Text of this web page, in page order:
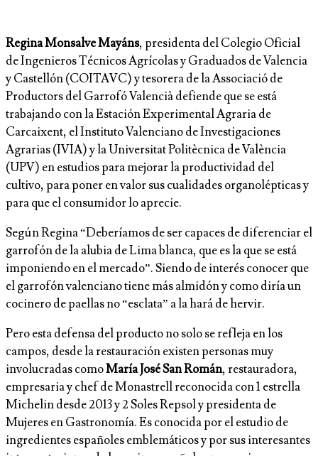
Regina Monsalve Mayáns, presidenta del Colegio Oficial
de Ingenieros Técnicos Agrícolas y Graduados de Valencia
y Castellón (COITAVC) y tesorera de la Associació de
Productors del Garrofó Valencià defiende que se está
trabajando con la Estación Experimental Agraria de
Carcaixent, el Instituto Valenciano de Investigaciones
Agrarias (IVIA) y la Universitat Politècnica de València
(UPV) en estudios para mejorar la productividad del
cultivo, para poner en valor sus cualidades organolépticas y
para que el consumidor lo aprecie.
Según Regina “Deberíamos de ser capaces de diferenciar el
garrofón de la alubia de Lima blanca, que es la que se está
imponiendo en el mercado”. Siendo de interés conocer que
el garrofón valenciano tiene más almidón y como diría un
cocinero de paellas no “esclata” a la hará de hervir.
Pero esta defensa del producto no solo se refleja en los
campos, desde la restauración existen personas muy
involucradas comoMaría José San Román, restauradora,
empresaria y chef de Monastrell reconocida con 1 estrella
Michelin desde 2013 y 2 Soles Repsol y presidenta de
Mujeres en Gastronomía. Es conocida por el estudio de
ingredientes españoles emblemáticos y por sus interesantes